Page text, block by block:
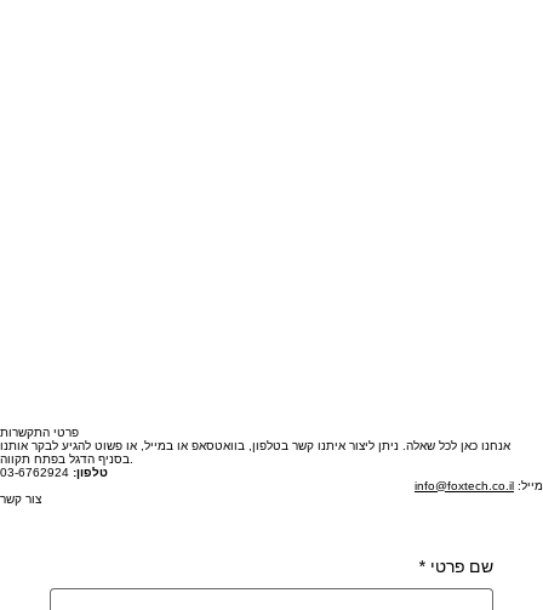
פרטי התקשרות
אנחנו כאן לכל שאלה. ניתן ליצור איתנו קשר בטלפון, בוואטסאפ או במייל, או פשוט להגיע לבקר אותנו
שם פרטי *